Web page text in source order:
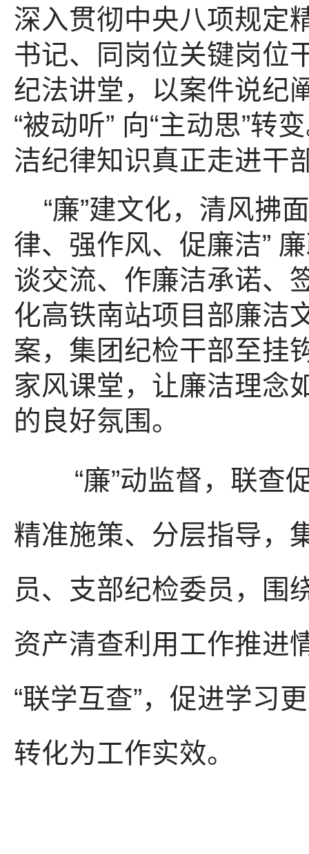
深入贯彻中央八项规定
书记、同岗位关键岗位
纪法讲堂，以案件说纪
“被动听” 向“主动思”转
洁纪律知识真正走进干
“廉”建文化，清风拂
律、强作风、促廉洁”
谈交流、作廉洁承诺、
化高铁南站项目部廉洁
案，集团纪检干部至挂
家风课堂，让廉洁理念
的良好氛围。
“廉”动监督，联查促
精准施策、分层指导，
员、支部纪检委员，围
资产清查利用工作推进
“联学互查”，促进学习
转化为工作实效。